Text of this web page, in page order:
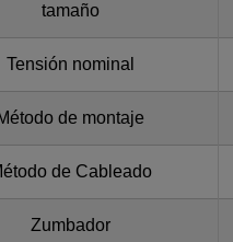
tamaño
Tensión nominal
de montaje
de Cableado
Zumbador